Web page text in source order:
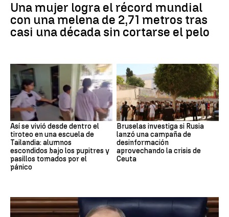
Una mujer logra el récord mundial
con una melena de 2,71 metros tras
casi una década sin cortarse el pelo
Así se vivió desde dentro el
tiroteo en una escuela de
Tailandia: alumnos
escondidos bajo los pupitres y
pasillos tomados por el
pánico
Bruselas investiga si Rusia
lanzó una campaña de
desinformación
aprovechando la crisis de
Ceuta